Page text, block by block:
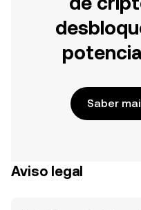
Saber
Aviso legal